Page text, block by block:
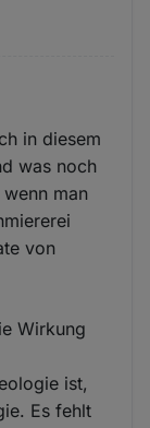
in diesem
was noch
man
von
Wirkung
ist,
Es fehlt